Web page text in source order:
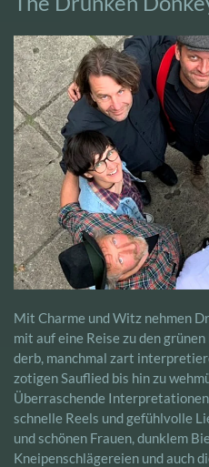
Mit Charme und Witz nehmen
mit auf eine Reise zu den
derb, manchmal zart
zotigen Sauflied bis hin zu
Überraschende
schnelle Reels und gefühlvolle
und schönen Frauen, dunklem
Kneipenschlägereien und auch